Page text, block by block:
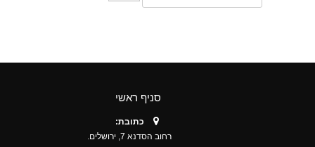
סניף ראשי
כתובת:
רחוב הסדנא 7, ירושלים.